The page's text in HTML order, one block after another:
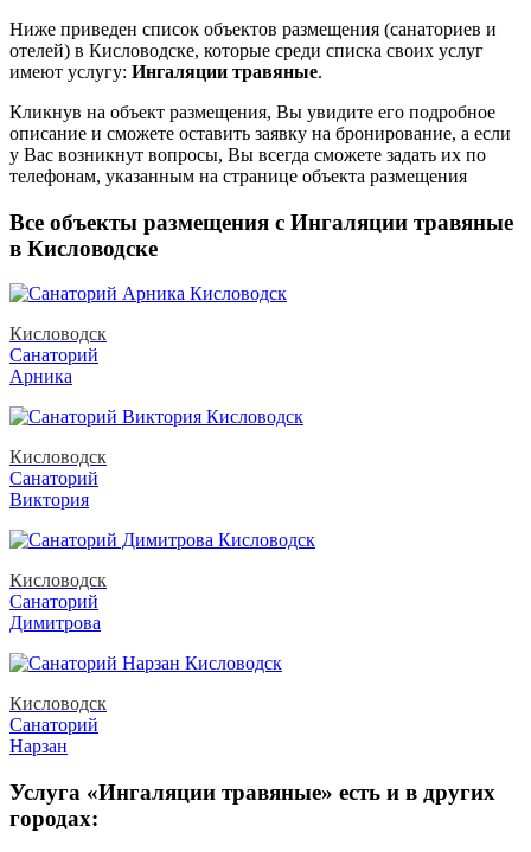
Ниже приведен список объектов размещения (санаториев и
отелей) в Кисловодске, которые среди списка своих услуг
имеют услугу: Ингаляции травяные.
Кликнув на объект размещения, Вы увидите его подробное
описание и сможете оставить заявку на бронирование, а если
у Вас возникнут вопросы, Вы всегда сможете задать их по
телефонам, указанным на странице объекта размещения
Все объекты размещения с Ингаляции травяные
в Кисловодске
Кисловодск
Санаторий
Арника
Кисловодск
Санаторий
Виктория
Кисловодск
Санаторий
Димитрова
Кисловодск
Санаторий
Нарзан
Услуга «Ингаляции травяные» есть и в других
городах: